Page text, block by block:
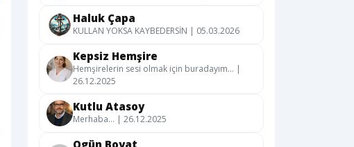
Haluk Çapa
KULLAN YOKSA KAYBEDERSİN | 05.03.2026
Kepsiz Hemşire
Hemşirelerin sesi olmak için buradayım… |
26.12.2025
Kutlu Atasoy
Merhaba… | 26.12.2025